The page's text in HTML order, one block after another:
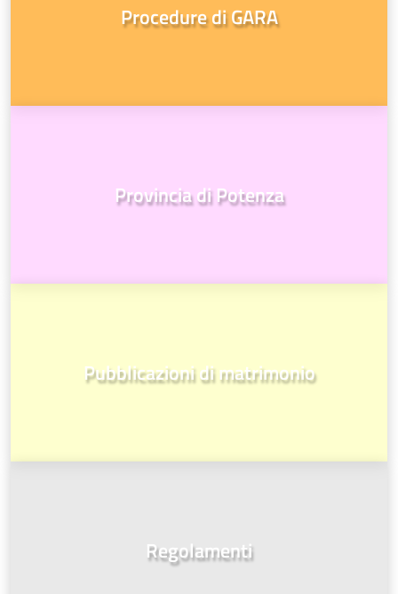
Procedure di GARA
Provincia di Potenza
Pubblicazioni di matrimonio
Regolamenti